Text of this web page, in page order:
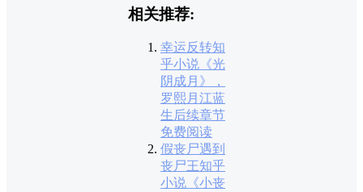
相关推荐:
幸运反转知
乎小说《光
阴成月》，
罗熙月江蓝
生后续章节
免费阅读
假丧尸遇到
丧尸王知乎
小说《小丧